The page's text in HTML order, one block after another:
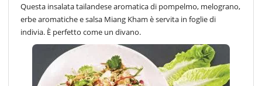
Questa insalata tailandese aromatica di pompelmo, melograno,
erbe aromatiche e salsa Miang Kham è servita in foglie di
indivia. È perfetto come un divano.